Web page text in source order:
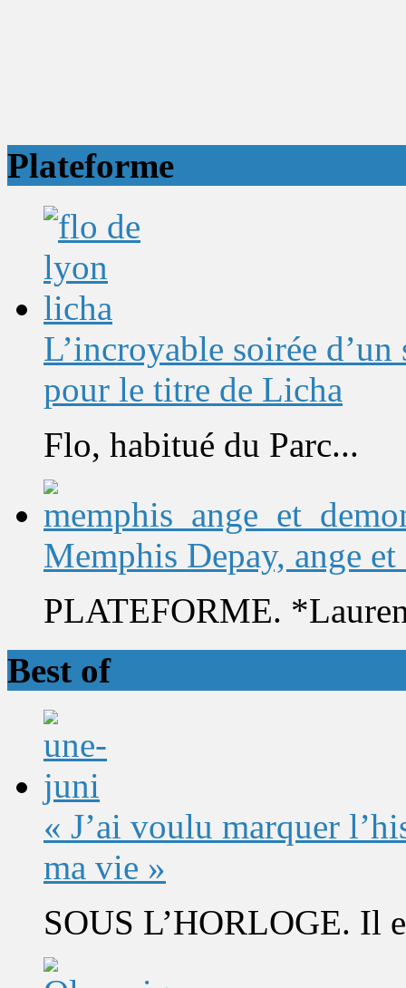
Plateforme
L’incroyable soirée
pour le titre de Licha
Flo, habitué du Parc...
Memphis Depay, ange et
PLATEFORME.
Best of
« J’ai voulu marquer
ma vie »
SOUS L’HORLOGE. Il